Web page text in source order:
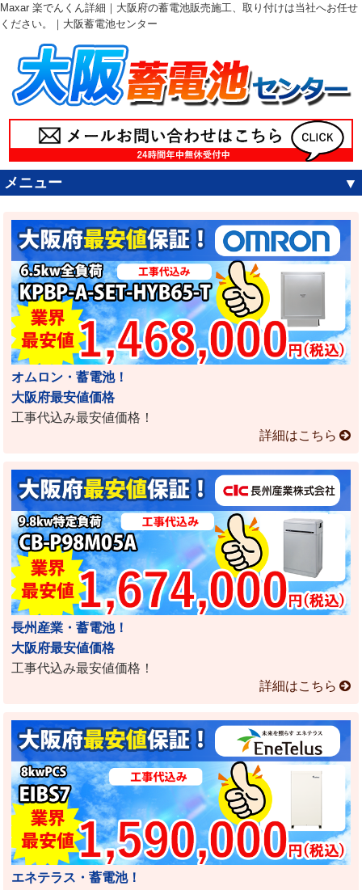
Maxar 楽でんくん詳細｜大阪府の蓄電池販売施工、取り付けは当社へお任せ
ください。｜大阪蓄電池センター
メニュー
オムロン・蓄電池！
大阪府最安値価格
工事代込み最安値価格！
詳細はこちら
長州産業・蓄電池！
大阪府最安値価格
工事代込み最安値価格！
詳細はこちら
エネテラス・蓄電池！